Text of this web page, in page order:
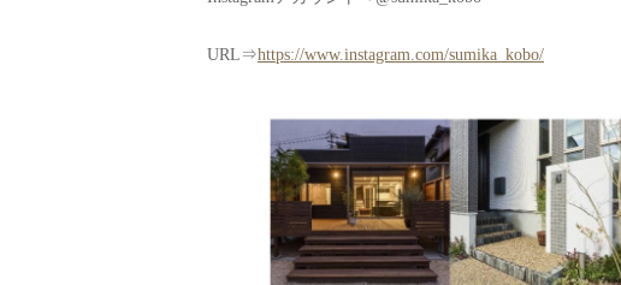
URL⇒https://www.instagram.com/sumika_kobo/